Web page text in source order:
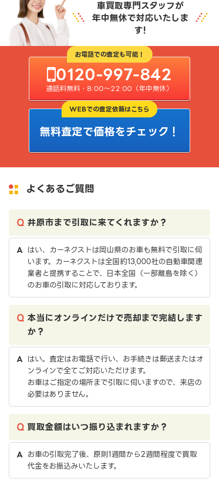
車買取専門スタッフが
年中無休で対応いたしま
す!
お電話での査定も可能！
0120-997-842
通話料無料・8:00〜22:00（年中無休）
WEBでの査定依頼はこちら
無料査定で価格をチェック！
よくあるご質問
井原市まで引取に来てくれますか？
はい、カーネクストは岡山県のお車も無料で引取に伺
います。カーネクストは全国約13,000社の自動車関連
業者と提携することで、日本全国（一部離島を除く）
のお車の引取に対応しております。
本当にオンラインだけで売却まで完結します
か？
はい。査定はお電話で行い、お手続きは郵送またはオ
ンラインで全てご対応いただけます。
お車はご指定の場所まで引取に伺いますので、来店の
必要はありません。
買取金額はいつ振り込まれますか？
お車の引取完了後、原則1週間から2週間程度で買取
代金をお振込みいたします。